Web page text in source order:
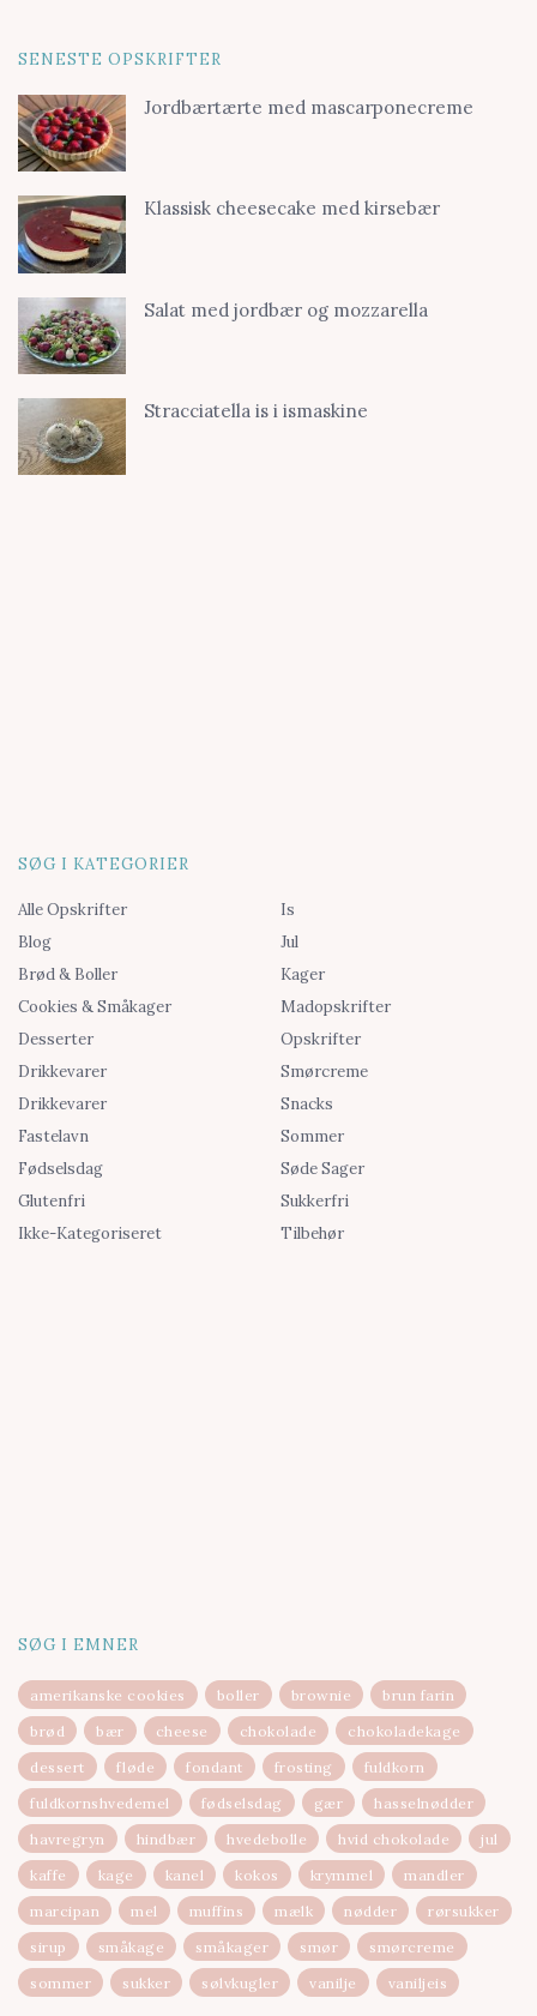
SENESTE OPSKRIFTER
Jordbærtærte med mascarponecreme
Klassisk cheesecake med kirsebær
Salat med jordbær og mozzarella
Stracciatella is i ismaskine
SØG I KATEGORIER
Alle Opskrifter
Blog
Brød & Boller
Cookies & Småkager
Desserter
Drikkevarer
Drikkevarer
Fastelavn
Fødselsdag
Glutenfri
Ikke-Kategoriseret
Is
Jul
Kager
Madopskrifter
Opskrifter
Smørcreme
Snacks
Sommer
Søde Sager
Sukkerfri
Tilbehør
SØG I EMNER
amerikanske cookies boller brownie
brun farin
brød
bær cheese chokolade
chokoladekage
dessert
fløde fondant frosting
fuldkorn
fuldkornshvedemel
fødselsdag gær
hasselnødder
havregryn
hindbær hvedebolle hvid chokolade
jul
kaffe
kage kanel kokos krymmel
mandler
marcipan
mel muffins mælk nødder
rørsukker
sirup
småkage småkager smør
smørcreme
sommer
sukker sølvkugler vanilje vaniljeis